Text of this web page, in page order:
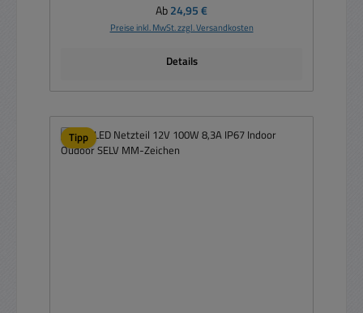
Regulärer Preis:
Ab24,95 €
Preise inkl. MwSt. zzgl. Versandkosten
Details
Tipp